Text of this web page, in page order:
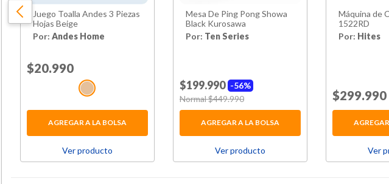
Juego Toalla Andes 3 Piezas
Hojas Beige
Por: Andes Home
Price reduced from
$20.990
AGREGAR A LA BOLSA
Ver producto
Mesa De Ping Pong Showa
Black Kurosawa
Por: Ten Series
56%
$199.990
Price reduced from
Normal $449.990
AGREGAR A LA BOLSA
Ver producto
Máquina de
1522RD
Por: Hites
Price
$299.990
Ver